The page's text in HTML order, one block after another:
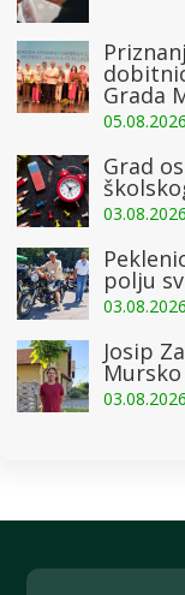
Grada
Grad
polju
Josip
Mursko